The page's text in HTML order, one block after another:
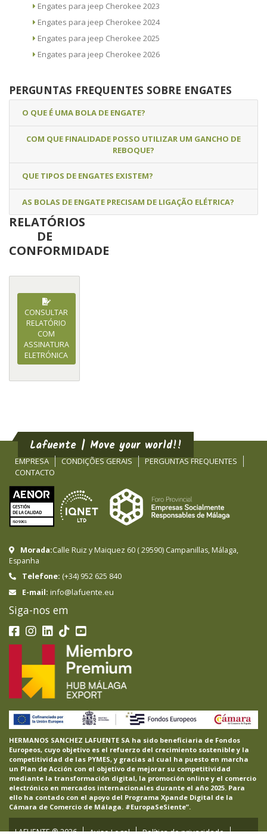
Engates para jeep Cherokee 2023
Engates para jeep Cherokee 2024
Engates para jeep Cherokee 2025
Engates para jeep Cherokee 2026
PERGUNTAS FREQUENTES SOBRE ENGATES
O QUE É UMA BOLA DE ENGATE?
COM QUE FINALIDADE POSSO UTILIZAR UM GANCHO DE
REBOQUE?
QUE TIPOS DE ENGATES EXISTEM?
AS BOLAS DE ENGATE PRECISAM DE LIGAÇÃO ELÉTRICA?
RELATÓRIOS
DE
CONFORMIDADE
CONSULTAR
RELATÓRIO
COM
ASSINATURA
ELETRÓNICA
Lafuente | Move your world!!
EMPRESA CONDIÇÕES GERAIS
PERGUNTAS FREQUENTES
CONTACTO
Morada:Calle Ruiz y Maiquez 60 (29590) Campanillas, Málaga,
Espanha
Telefone: (+34) 952 625 840
E-mail: info@lafuente.eu
Siga-nos em
HERMANOS SANCHEZ LAFUENTE SA ha sido beneficiaria de Fondos
Europeos, cuyo objetivo es el refuerzo del crecimiento sostenible y la
competitividad de las PYMES, y gracias al cual ha puesto en marcha
un Plan de Acción con el objetivo de mejorar su competitividad
mediante la transformación digital, la promoción online y el comercio
electrónico en mercados internacionales durante el año 2025. Para
ello ha contado con el apoyo del Programa Xpande Digital de la
Cámara de Comercio de Málaga. #EuropaSeSiente”.
LAFUENTE ®2026 Aviso Legal Política de privacidade